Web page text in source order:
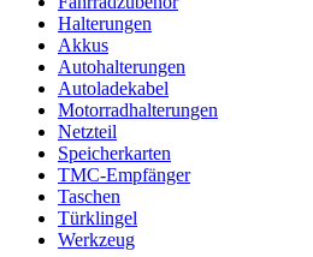
Halterungen
Akkus
Autohalterungen
Autoladekabel
Motorradhalterungen
Netzteil
Speicherkarten
TMC-Empfänger
Taschen
Türklingel
Werkzeug